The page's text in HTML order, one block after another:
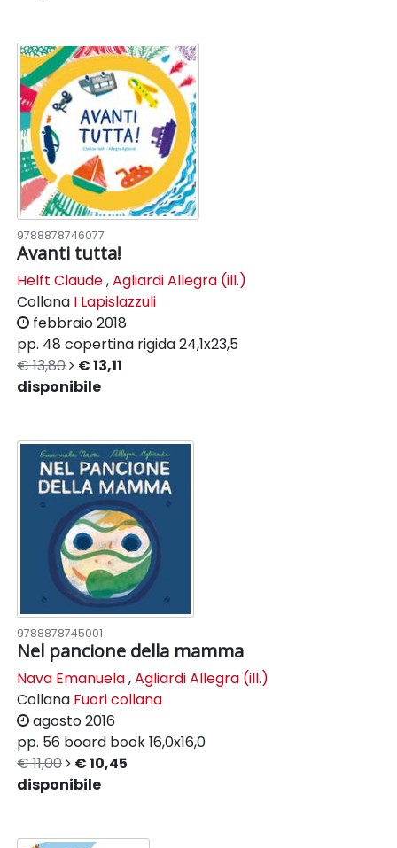
9788878746077
Avanti tutta!
Helft Claude,Agliardi Allegra (ill.)
Collana I Lapislazzuli
febbraio 2018
pp. 48 copertina rigida24,1x23,5
€ 13,80
€ 13,11
disponibile
9788878745001
Nel pancione della mamma
Nava Emanuela,Agliardi Allegra (ill.)
Collana Fuori collana
agosto 2016
pp. 56 board book16,0x16,0
€ 11,00
€ 10,45
disponibile